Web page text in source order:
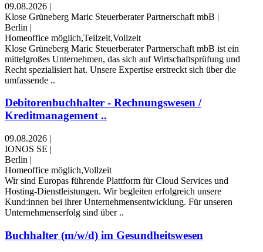
09.08.2026 |
Klose Grüneberg Maric Steuerberater Partnerschaft mbB |
Berlin |
Homeoffice möglich,Teilzeit,Vollzeit
Klose Grüneberg Maric Steuerberater Partnerschaft mbB ist ein
mittelgroßes Unternehmen, das sich auf Wirtschaftsprüfung und
Recht spezialisiert hat. Unsere Expertise erstreckt sich über die
umfassende ..
Debitorenbuchhalter - Rechnungswesen /
Kreditmanagement ..
09.08.2026 |
IONOS SE |
Berlin |
Homeoffice möglich,Vollzeit
Wir sind Europas führende Plattform für Cloud Services und
Hosting-Dienstleistungen. Wir begleiten erfolgreich unsere
Kund:innen bei ihrer Unternehmensentwicklung. Für unseren
Unternehmenserfolg sind über ..
Buchhalter (m/w/d) im Gesundheitswesen